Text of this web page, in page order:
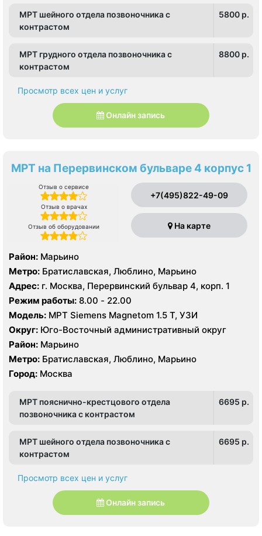
МРТ шейного отдела позвоночника с
контрастом
5800 p.
МРТ грудного отдела позвоночника с
контрастом
8800 p.
Просмотр всех цен и услуг
Онлайн запись
МРТ на Перервинском бульваре 4 корпус 1
Отзыв о сервисе
Отзыв о врачах
Отзыв об оборудовании
+7(495)822-49-09
На карте
Район: Марьино
Метро: Братиславская, Люблино, Марьино
Адрес: г. Москва, Перервинский бульвар 4, корп. 1
Режим работы: 8.00 - 22.00
Модель: МРТ Siemens Magnetom 1.5 Т, УЗИ
Округ: Юго-Восточный административный округ
Район: Марьино
Метро: Братиславская, Люблино, Марьино
Город: Москва
МРТ пояснично-крестцового отдела
позвоночника с контрастом
6695 p.
МРТ шейного отдела позвоночника с
контрастом
6695 p.
Просмотр всех цен и услуг
Онлайн запись